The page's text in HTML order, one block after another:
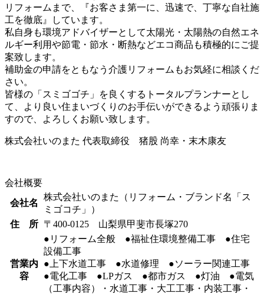
リフォームまで、『お客さま第一に、迅速で、丁寧な自社施
工を徹底』しています。
私自身も環境アドバイザーとして太陽光・太陽熱の自然エネ
ルギー利用や節電・節水・断熱などエコ商品も積極的にご提
案致します。
補助金の申請をともなう介護リフォームもお気経に相談くだ
さい。
皆様の「スミゴゴチ」を良くするトータルプランナーとし
て、より良い住まいづくりのお手伝いができるよう頑張りま
すので、よろしくお願い致します。
株式会社いのまた 代表取締役 猪股 尚幸・末木康友
会社概要
会社名
株式会社いのまた（リフォーム・ブランド名「ス
ミゴコチ」）
住 所
〒400-0125 山梨県甲斐市長塚270
営業内
容
●リフォーム全般 ●福祉住環境整備工事 ●住宅
設備工事
●上下水道工事 ●水道修理 ●ソーラー関連工事
●電化工事 ●LPガス ●都市ガス ●灯油 ●電気
（工事内容）・水道工事・大工工事・内装工事・